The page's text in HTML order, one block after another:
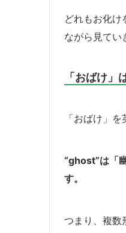
どれもお化け
ながら見てい
「おばけ
「おばけ」
“ghost”は「
す。
つまり、複数